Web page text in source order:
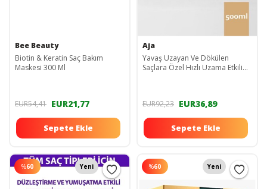
Bee Beauty
Biotin & Keratin Saç Bakım
Maskesi 300 Ml
EUR54,41 EUR21,77
Sepete Ekle
Aja
Yavaş Uzayan Ve Dökülen
Saçlara Özel Hızlı Uzama Etkili
EUR92,23 EUR36,89
Sepete Ekle
%60 Yeni %60 Yeni